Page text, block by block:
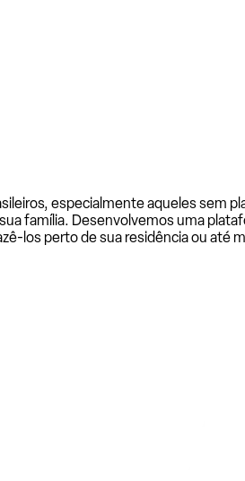
especialmente aqueles sem
família. Desenvolvemos uma
los perto de sua residência ou até